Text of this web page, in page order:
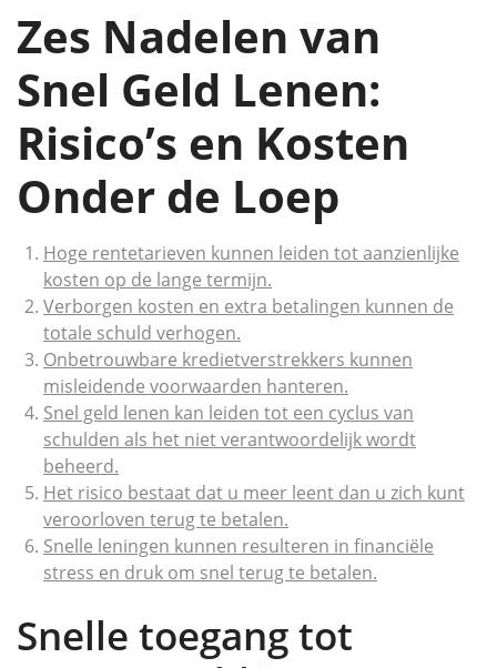
Zes Nadelen van
Snel Geld Lenen:
Risico’s en Kosten
Onder de Loep
Hoge rentetarieven kunnen leiden tot aanzienlijke
kosten op de lange termijn.
Verborgen kosten en extra betalingen kunnen de
totale schuld verhogen.
Onbetrouwbare kredietverstrekkers kunnen
misleidende voorwaarden hanteren.
Snel geld lenen kan leiden tot een cyclus van
schulden als het niet verantwoordelijk wordt
beheerd.
Het risico bestaat dat u meer leent dan u zich kunt
veroorloven terug te betalen.
Snelle leningen kunnen resulteren in financiële
stress en druk om snel terug te betalen.
Snelle toegang tot